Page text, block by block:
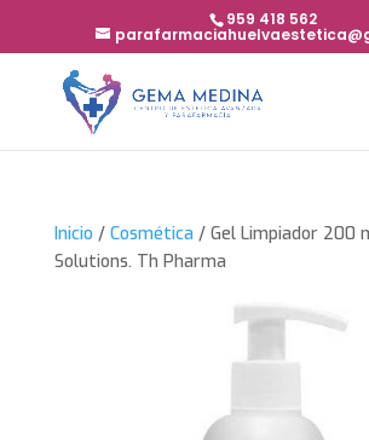
959 418 562
Inicio / Cosmética / Gel Limpiador 200
Solutions. Th Pharma